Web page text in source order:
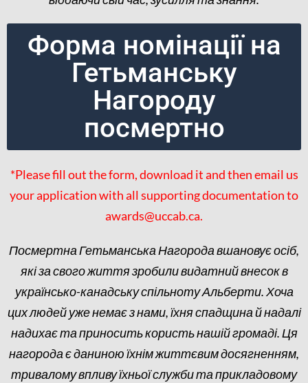
Форма номінації на
Гетьманську
Нагороду
посмертно
*Please fill out the form, download it and then email us
your application with all supporting documentation to
awards@uccab.ca.
Посмертна Гетьманська Нагорода вшановує осіб,
які за свого життя зробили видатний внесок в
українсько-канадську спільноту Альберти. Хоча
цих людей уже немає з нами, їхня спадщина й надалі
надихає та приносить користь нашій громаді. Ця
нагорода є даниною їхнім життєвим досягненням,
тривалому впливу їхньої служби та прикладовому